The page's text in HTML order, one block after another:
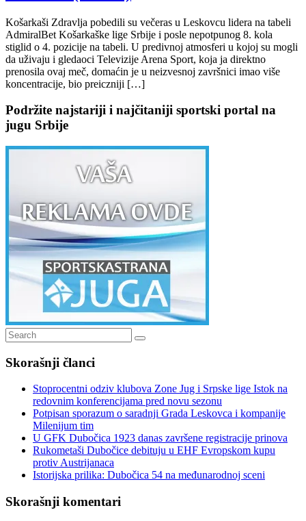
Košarkaši Zdravlja pobedili su večeras u Leskovcu lidera na tabeli
AdmiralBet Košarkaške lige Srbije i posle nepotpunog 8. kola
stiglid o 4. pozicije na tabeli. U predivnoj atmosferi u kojoj su mogli
da uživaju i gledaoci Televizije Arena Sport, koja ja direktno
prenosila ovaj meč, domaćin je u neizvesnoj završnici imao više
koncentracije, bio preiczniji […]
Podržite najstariji i najčitaniji sportski portal na
jugu Srbije
Search
for:
Search
Skorašnji članci
Stoprocentni odziv klubova Zone Jug i Srpske lige Istok na
redovnim konferencijama pred novu sezonu
Potpisan sporazum o saradnji Grada Leskovca i kompanije
Milenijum tim
U GFK Dubočica 1923 danas završene registracije prinova
Rukometaši Dubočice debituju u EHF Evropskom kupu
protiv Austrijanaca
Istorijska prilika: Dubočica 54 na međunarodnoj sceni
Skorašnji komentari